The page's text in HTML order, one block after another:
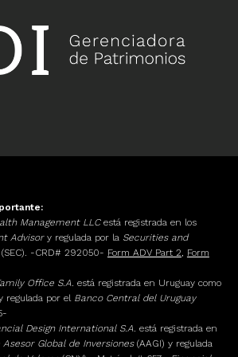
Management LLCestá registrada en los
Advisory regulada por la Securities and
-CRD# 292050- Form ADV Part 2, Form
Office S.A. está registrada en Uruguay como
regulada por el Banco Central del Uruguay
Design International S.A. está registrada en
Asesor Global de Inversiones(AAGI) y regulada